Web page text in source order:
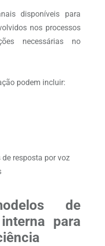
disponíveis para
nos processos
necessárias no
podem incluir:
resposta por voz
de
para